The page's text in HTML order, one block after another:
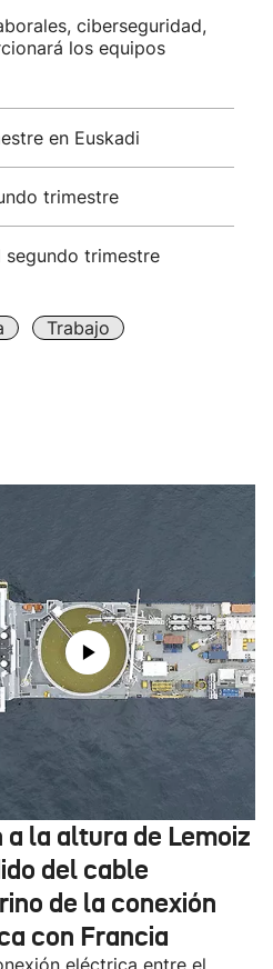
ciberseguridad,
los equipos
en Euskadi
trimestre
segundo trimestre
Trabajo
la altura de Lemoiz
del cable
de la conexión
con Francia
eléctrica entre el